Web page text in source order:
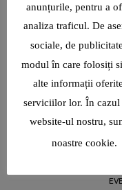
anunțurile, pentru a
analiza traficul. De
sociale, de
modul în care folosiți
alte informații
serviciilor lor. În cazul
website-ul nostru,
noastre cookie.